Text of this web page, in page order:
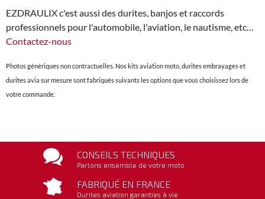
EZDRAULIX c'est aussi des durites, banjos et raccords
professionnels pour l'automobile, l'aviation, le nautisme, etc…
Contactez-nous
Photos génériques non contractuelles. Nos kits aviation moto, durites embrayages et
durites avia sur mesure sont fabriqués suivants les options que vous choisissez lors de
votre commande.
CONSEILS TECHNIQUES
Parlons ensemble de votre moto
FABRIQUÉ EN FRANCE
Durites aviation garanties à vie